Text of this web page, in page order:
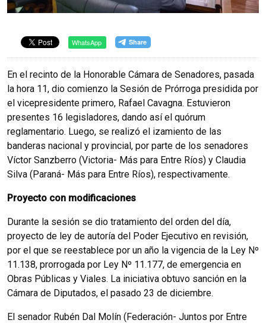
WhatsApp
En el recinto de la Honorable Cámara de Senadores, pasada
la hora 11, dio comienzo la Sesión de Prórroga presidida por
el vicepresidente primero, Rafael Cavagna. Estuvieron
presentes 16 legisladores, dando así el quórum
reglamentario. Luego, se realizó el izamiento de las
banderas nacional y provincial, por parte de los senadores
Víctor Sanzberro (Victoria- Más para Entre Ríos) y Claudia
Silva (Paraná- Más para Entre Ríos), respectivamente.
Proyecto con modificaciones
Durante la sesión se dio tratamiento del orden del día,
proyecto de ley de autoría del Poder Ejecutivo en revisión,
por el que se reestablece por un año la vigencia de la Ley Nº
11.138, prorrogada por Ley Nº 11.177, de emergencia en
Obras Públicas y Viales. La iniciativa obtuvo sanción en la
Cámara de Diputados, el pasado 23 de diciembre.
El senador Rubén Dal Molín (Federación- Juntos por Entre